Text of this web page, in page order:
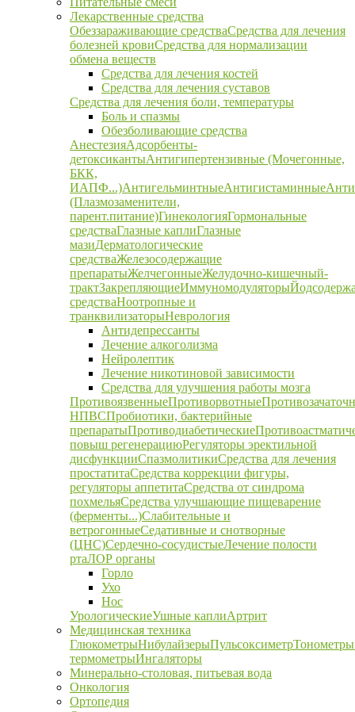
Лекарственные средства
Обеззараживающие средстваСредства для лечения
болезней кровиСредства для нормализации
обмена веществ
Средства для лечения костей
Средства для лечения суставов
Средства для лечения боли, температуры
Боль и спазмы
Обезболивающие средства
АнестезияАдсорбенты-
детоксикантыАнтигипертензивные (Мочегонные,
БКК,
ИАПФ...)АнтигельминтныеАнтигистаминные
(Плазмозаменители,
парент.питание)ГинекологияГормональные
средстваГлазные каплиГлазные
мазиДерматологические
средстваЖелезосодержащие
препаратыЖелчегонныеЖелудочно-кишечный-
трактЗакрепляющиеИммуномодуляторы
средстваНоотропные и
транквилизаторыНеврология
Антидепрессанты
Лечение алкоголизма
Нейролептик
Лечение никотиновой зависимости
Средства для улучшения работы мозга
ПротивоязвенныеПротиворвотные
НПВСПробиотики, бактерийные
препаратыПротиводиабетические
повыш регенерациюРегуляторы эректильной
дисфункцииСпазмолитикиСредства для лечения
простатитаСредства коррекции фигуры,
регуляторы аппетитаСредства от синдрома
похмельяСредства улучшающие пищеварение
(ферменты...)Слабительные и
ветрогонныеСедативные и снотворные
(ЦНС)Сердечно-сосудистыеЛечение полости
ртаЛОР органы
Горло
Ухо
Нос
УрологическиеУшные каплиАртрит
Медицинская техника
ГлюкометрыНибулайзерыПульсоксиметрТонометры
термометрыИнгаляторы
Минерально-столовая, питьевая вода
Онкология
Ортопедия